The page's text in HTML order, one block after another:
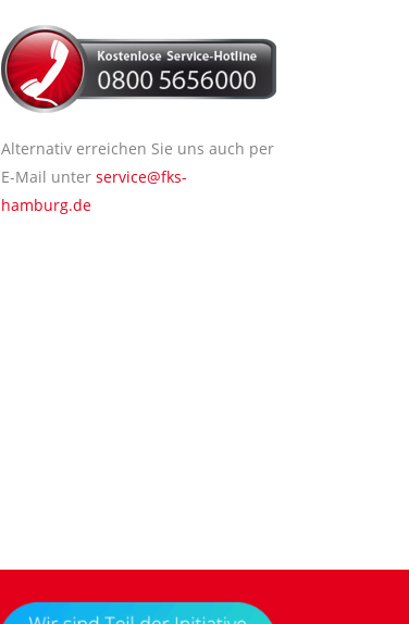
Alternativ erreichen Sie uns auch per
E-Mail unterservice@fks-
hamburg.de